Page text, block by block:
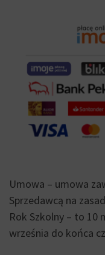
Umowa – umowa
Sprzedawcą na
Rok Szkolny – to 10
września do końca